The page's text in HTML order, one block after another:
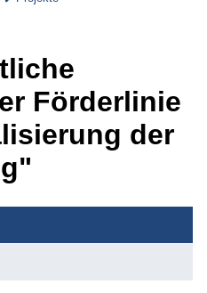
Förderlinie
der